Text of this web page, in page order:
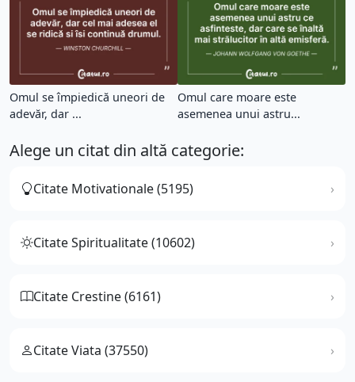
Omul se împiedică uneori de
adevăr, dar ...
Omul care moare este
asemenea unui astru...
Alege un citat din altă categorie:
Citate Motivationale (5195)
Citate Spiritualitate (10602)
Citate Crestine (6161)
Citate Viata (37550)